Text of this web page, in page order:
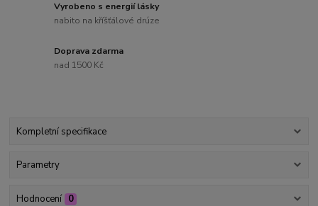
Vyrobeno s energií lásky
nabito na kříšťálové drúze
Doprava zdarma
nad 1500 Kč
Kompletní specifikace
Parametry
Hodnocení 0